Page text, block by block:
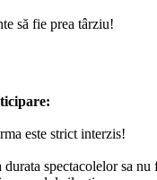
să fie prea târziu!
este strict interzis!
durata spectacolelor sa